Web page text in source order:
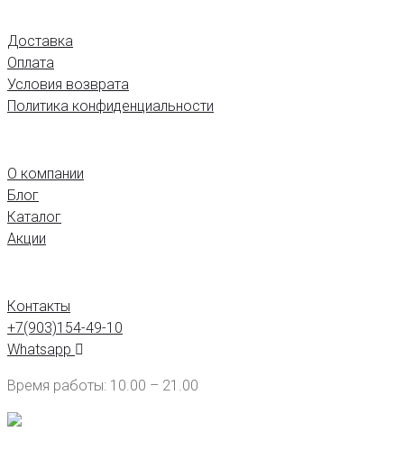
Доставка
Оплата
Условия возврата
Политика конфиденциальности
О компании
Блог
Каталог
Акции
Контакты
+7(903)154-49-10
Whatsapp
Время работы: 10.00 – 21.00